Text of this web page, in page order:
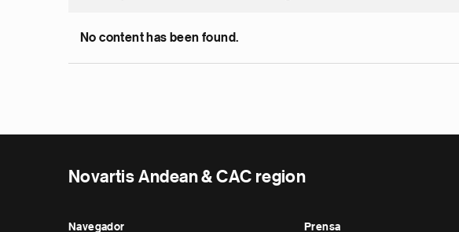
No content has been found.
Novartis Andean & CAC region
Navegador Prensa